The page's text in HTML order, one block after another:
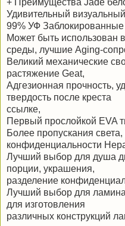
+ Преимущества Jade
Удивительный
99% УФ Заблокированные
Может быть использован
среды, лучшие Aging-
Великий механические
растяжение Geat,
Адгезионная прочность,
твердость после креста
ссылке,
Первый прослойкой EVA
Более пропускания
конфиденциальности
Лучший выбор для душа
порции, украшения,
разделение
Лучший выбор для
для изготовления
различных конструкций